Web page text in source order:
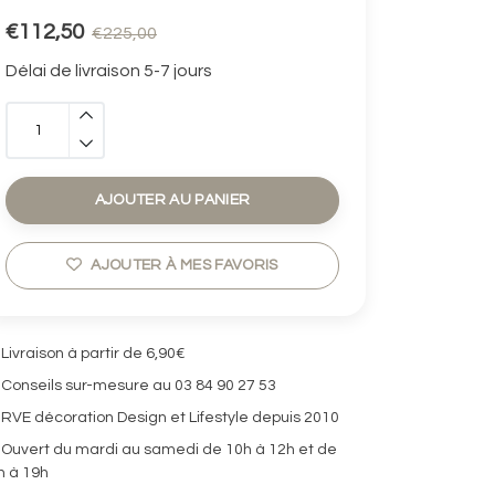
€112,50 €225,00
Délai de livraison 5-7 jours
AJOUTER AU PANIER
AJOUTER À MES FAVORIS
Livraison à partir de 6,90€
Conseils sur-mesure au 03 84 90 27 53
RVE décoration Design et Lifestyle depuis 2010
Ouvert du mardi au samedi de 10h à 12h et de
à 19h